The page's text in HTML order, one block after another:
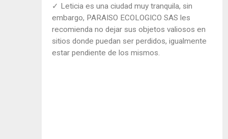
✓ Leticia es una ciudad muy tranquila, sin
embargo, PARAISO ECOLOGICO SAS les
recomienda no dejar sus objetos valiosos en
sitios donde puedan ser perdidos, igualmente
estar pendiente de los mismos.